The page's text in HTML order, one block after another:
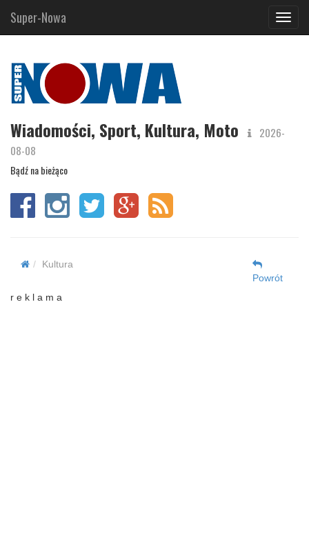
Super-Nowa
Wiadomości, Sport, Kultura, Moto
2026-
08-08
Bądź na bieżąco
Kultura
Powrót
r e k l a m a